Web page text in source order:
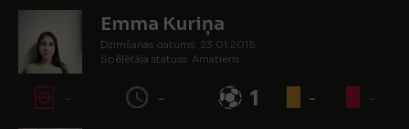
Emma Kuriņa
Dzimšanas datums: 23.01.2015.
Spēlētāja statuss: Amatieris
- - 1 - -